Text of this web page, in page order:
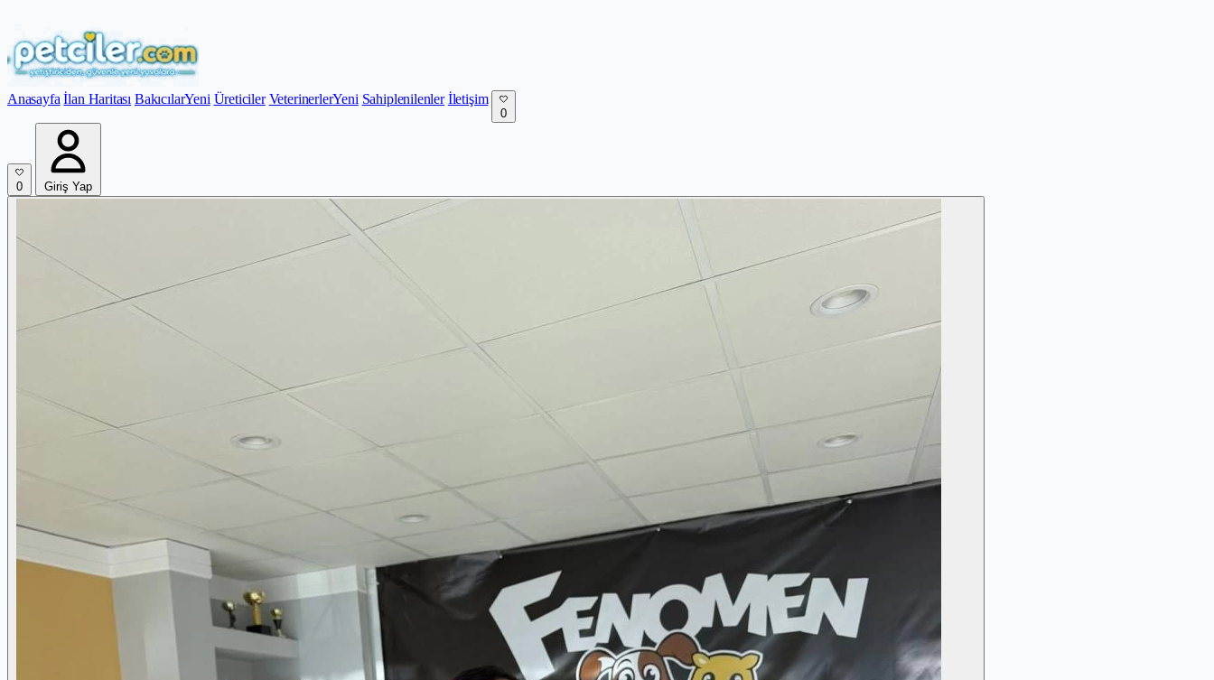
Anasayfa İlan Haritası BakıcılarYeni Üreticiler VeterinerlerYeni Sahiplenilenler İletişim
0
0 Giriş Yap